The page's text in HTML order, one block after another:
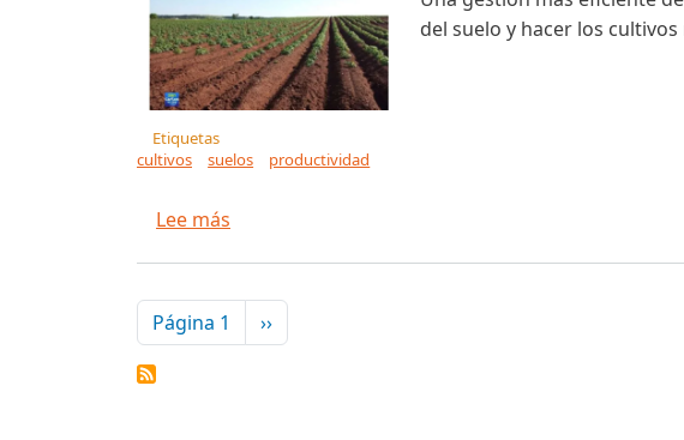
del suelo y hacer los
Etiquetas
cultivos
suelos productividad
Lee más
Paginación
Página 1 Siguiente página
››